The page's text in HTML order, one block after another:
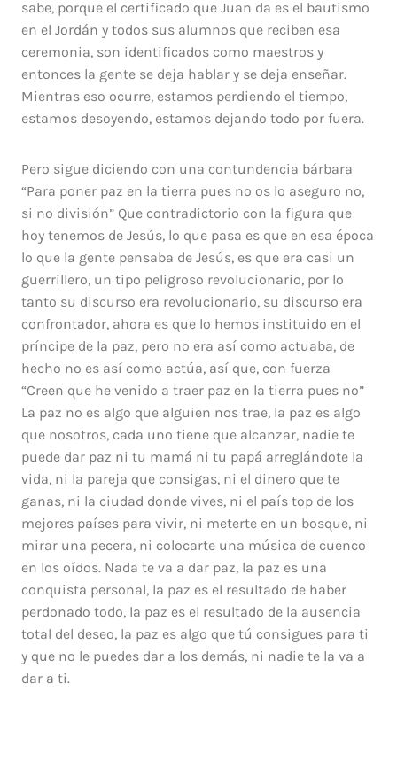
sabe, porque el certificado que Juan da es el bautismo
en el Jordán y todos sus alumnos que reciben esa
ceremonia, son identificados como maestros y
entonces la gente se deja hablar y se deja enseñar.
Mientras eso ocurre, estamos perdiendo el tiempo,
estamos desoyendo, estamos dejando todo por fuera.
Pero sigue diciendo con una contundencia bárbara
“Para poner paz en la tierra pues no os lo aseguro no,
si no división” Que contradictorio con la figura que
hoy tenemos de Jesús, lo que pasa es que en esa época
lo que la gente pensaba de Jesús, es que era casi un
guerrillero, un tipo peligroso revolucionario, por lo
tanto su discurso era revolucionario, su discurso era
confrontador, ahora es que lo hemos instituido en el
príncipe de la paz, pero no era así como actuaba, de
hecho no es así como actúa, así que, con fuerza
“Creen que he venido a traer paz en la tierra pues no”
La paz no es algo que alguien nos trae, la paz es algo
que nosotros, cada uno tiene que alcanzar, nadie te
puede dar paz ni tu mamá ni tu papá arreglándote la
vida, ni la pareja que consigas, ni el dinero que te
ganas, ni la ciudad donde vives, ni el país top de los
mejores países para vivir, ni meterte en un bosque, ni
mirar una pecera, ni colocarte una música de cuenco
en los oídos. Nada te va a dar paz, la paz es una
conquista personal, la paz es el resultado de haber
perdonado todo, la paz es el resultado de la ausencia
total del deseo, la paz es algo que tú consigues para ti
y que no le puedes dar a los demás, ni nadie te la va a
dar a ti.